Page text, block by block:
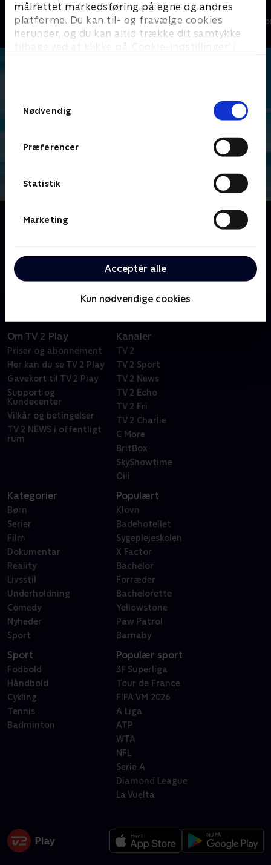
målrettet markedsføring på egne og andres
platforme. Du kan til- og fravælge cookies
herunder, og du kan altid trække dit samtykke
tilbage ved at klikke på ’Cookie-indstillinger’ i
Nødvendig
Præferencer
Statistik
Marketing
Acceptér alle
Kun nødvendige cookies
Kurs mod fjerne kyster
Livsstil • 4 sæsoner
Ja for Fanø
Livsstil • 9
Om Gutterne på kutterne
I et lille fiskerleje ved Jammerbugt i Nordjylland
Kristian, Jesper og Bo samme for at holde det det
gamle og traditionsrige kystfiskeri i live.
Om TV 2 Play
Priser og abonnement
Her kan du se TV 2 Play
Gavekort til TV 2 Play
Support og
Kundecenter
Vilkår og betingelser
TV 2 NEWS i offentligt
rum
Kanaler
TV 2
TV 2 Sport
TV 2 News
TV 2 Echo
TV 2 Fri
TV 2 Charlie
C More
BritBox
SkyShowtime
Oiii
Kategorier
Børn
Serier
Film
Dokumentar
Reality
Livsstil
Underholdning
Comedy
Nyheder
Sport
Populært
Klovn
Badehotellet
Sygeplejeskolen
X Factor
Bachelor
Forræder
Bachelorette
Yellowstone
Paw Patrol
Barnaby
Sport
Fodbold
Håndbold
Cykling
Tennis
Badminton
Populær sport
3F Superliga
Tour de France
FIFA VM 2026
A Liga
ATP
WTA
NFL
Serie A
Diamond League
La Vuelta